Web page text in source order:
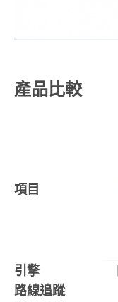
產品比較
項目
引擎
路線追蹤